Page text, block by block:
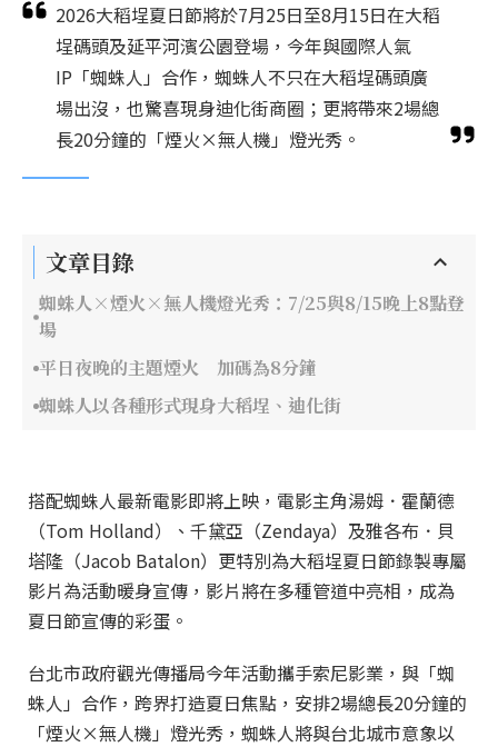
2026大稻埕夏日節將於7月25日至8月15日在大稻
埕碼頭及延平河濱公園登場，今年與國際人氣
IP「蜘蛛人」合作，蜘蛛人不只在大稻埕碼頭廣
場出沒，也驚喜現身迪化街商圈；更將帶來2場總
長20分鐘的「煙火×無人機」燈光秀。
文章目錄
蜘蛛人×煙火×無人機燈光秀：7/25與8/15晚上8點登
場
平日夜晚的主題煙火 加碼為8分鐘
蜘蛛人以各種形式現身大稻埕、迪化街
搭配蜘蛛人最新電影即將上映，電影主角湯姆．霍蘭德
（Tom Holland）、千黛亞（Zendaya）及雅各布．貝
塔隆（Jacob Batalon）更特別為大稻埕夏日節錄製專屬
影片為活動暖身宣傳，影片將在多種管道中亮相，成為
夏日節宣傳的彩蛋。
台北市政府觀光傳播局今年活動攜手索尼影業，與「蜘
蛛人」合作，跨界打造夏日焦點，安排2場總長20分鐘的
「煙火×無人機」燈光秀，蜘蛛人將與台北城市意象以